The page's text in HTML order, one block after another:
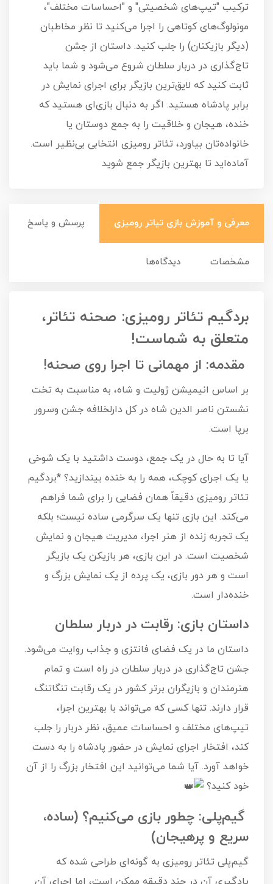
ترکیب "تیپ‌های شخصیتی" و "احساسات مختلف"،
مونولوگ‌های کوتاهی را اجرا می‌کنید تا نظر مخاطبان
(دیگر بازیکنان) را جلب کنید. داستان از جشن
تاج‌گذاری در دربار سلطان شروع می‌شود و شما باید
ثابت کنید که لایق‌ترین بازیگر برای اجرای نمایش در
برابر پادشاه هستید. اگر به دنبال بازی‌ای هستید که
خنده، هیجان و خلاقیت را به جمع دوستان یا
خانواده‌تان بیاورد، تئاتر رومیزی انتخابی بی‌نظیر است.
آماده‌اید تا بهترین بازیگر جمع شوید
معرفی و آموزش بازی تیاتر رومیزی پرسش و پاسخ
مشخصات دیدگاه‌ها
بردگیم تئاتر رومیزی: صحنه تئاتر،
متعلق به شماست!
مقدمه: از مهمانی تا اجرا روی صحنه!
بر اساس انیمیشن ژولیت و شاه، به مناسبت به تخت
نشستن ناصر الدین شاه در کل دارلخلافه جشن وسرور
برپا است.
آیا تا به حال در یک جمع، دوست داشتید با یک شوخی
یا یک اجرای کوچک، همه را به خنده بیندازید؟ *بردگیم
تئاتر رومیزی دقیقاً همان فضایی را برای شما فراهم
می‌کند. این بازی تنها یک سرگرمی ساده نیست؛ بلکه
یک تجربه زنده از هنر اجرا، مدیریت هیجان و نمایش
شخصیت است. در این بازی، هر بازیکن یک بازیگر
است و هر دور بازی، یک پرده از یک نمایش بزرگ و
خنده‌دار است.
داستان بازی: رقابت در دربار سلطان
داستان ما در یک فضای فانتزی و جذاب روایت می‌شود.
جشن تاج‌گذاری در دربار سلطان در راه است و تمام
هنرمندان و بازیگران برتر کشور در یک رقابت تنگاتنگ
قرار دارند. تنها کسی که می‌تواند با بهترین اجرا،
تیپ‌های مختلف و احساسات عمیق، نظر دربار را جلب
کند، افتخار اجرای نمایش در حضور پادشاه را به دست
خواهد آورد. آیا شما می‌توانید این افتخار بزرگ را از آن
خود کنید؟
گیم‌پلی: چطور بازی می‌کنیم؟ (ساده،
سریع و پرهیجان)
گیم‌پلی تئاتر رومیزی به گونه‌ای طراحی شده که